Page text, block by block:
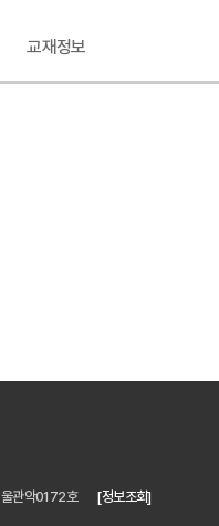
교재정보
관악0172호
[정보조회]